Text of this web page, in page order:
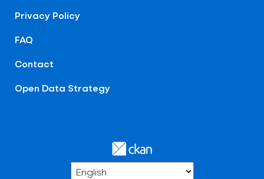
Privacy Policy
FAQ
Contact
Open Data Strategy